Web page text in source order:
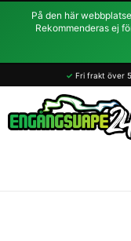
På den här
Rekommenderas ej
Hoppa
✓ Fri frakt över